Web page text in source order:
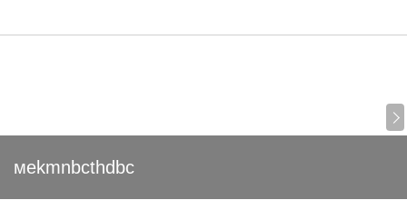
мekmnbcthdbc